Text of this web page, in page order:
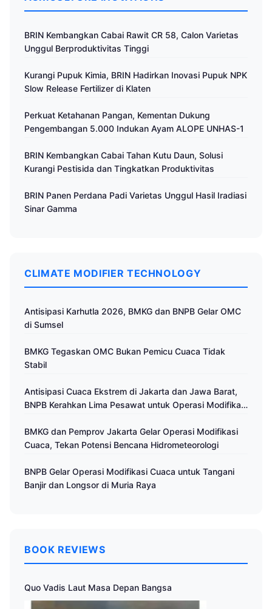
BRIN Kembangkan Cabai Rawit CR 58, Calon Varietas
Unggul Berproduktivitas Tinggi
Kurangi Pupuk Kimia, BRIN Hadirkan Inovasi Pupuk NPK
Slow Release Fertilizer di Klaten
Perkuat Ketahanan Pangan, Kementan Dukung
Pengembangan 5.000 Indukan Ayam ALOPE UNHAS-1
BRIN Kembangkan Cabai Tahan Kutu Daun, Solusi
Kurangi Pestisida dan Tingkatkan Produktivitas
BRIN Panen Perdana Padi Varietas Unggul Hasil Iradiasi
Sinar Gamma
CLIMATE MODIFIER TECHNOLOGY
Antisipasi Karhutla 2026, BMKG dan BNPB Gelar OMC
di Sumsel
BMKG Tegaskan OMC Bukan Pemicu Cuaca Tidak
Stabil
Antisipasi Cuaca Ekstrem di Jakarta dan Jawa Barat,
BNPB Kerahkan Lima Pesawat untuk Operasi Modifikasi
BMKG dan Pemprov Jakarta Gelar Operasi Modifikasi
Cuaca, Tekan Potensi Bencana Hidrometeorologi
BNPB Gelar Operasi Modifikasi Cuaca untuk Tangani
Banjir dan Longsor di Muria Raya
BOOK REVIEWS
Quo Vadis Laut Masa Depan Bangsa